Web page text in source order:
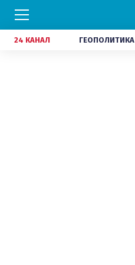
24 КАНАЛ ГЕОПОЛИТИКА